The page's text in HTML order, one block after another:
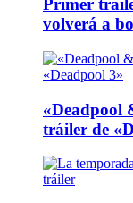
Primer
volverá a
«Deadpool
tráiler de